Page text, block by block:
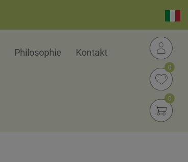
Philosophie Kontakt
0
0